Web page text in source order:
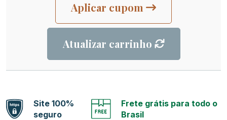
Aplicar cupom
Atualizar carrinho
Site 100%
seguro
Frete grátis para todo o
Brasil